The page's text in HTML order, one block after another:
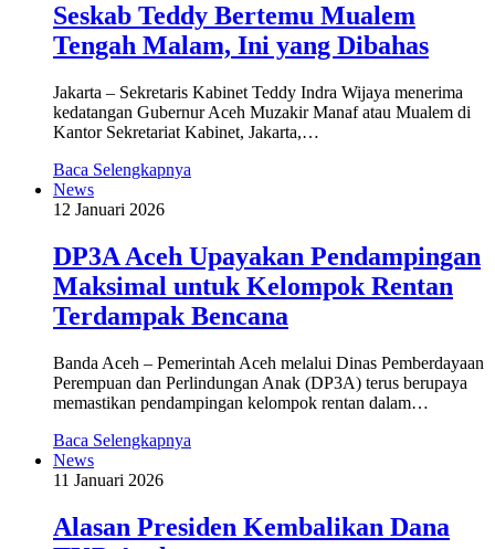
Seskab Teddy Bertemu Mualem
Tengah Malam, Ini yang Dibahas
Jakarta – Sekretaris Kabinet Teddy Indra Wijaya menerima
kedatangan Gubernur Aceh Muzakir Manaf atau Mualem di
Kantor Sekretariat Kabinet, Jakarta,…
Baca Selengkapnya
News
12 Januari 2026
DP3A Aceh Upayakan Pendampingan
Maksimal untuk Kelompok Rentan
Terdampak Bencana
Banda Aceh – Pemerintah Aceh melalui Dinas Pemberdayaan
Perempuan dan Perlindungan Anak (DP3A) terus berupaya
memastikan pendampingan kelompok rentan dalam…
Baca Selengkapnya
News
11 Januari 2026
Alasan Presiden Kembalikan Dana